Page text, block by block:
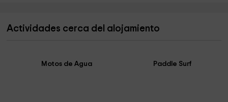
Actividades cerca del alojamiento
Motos de Agua Paddle Surf